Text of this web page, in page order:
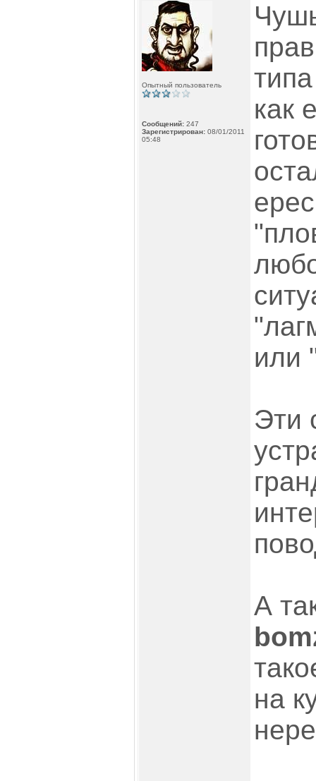
Опытный пользователь
Сообщений: 247
Зарегистрирован: 08/01/2011
05:48
как
или
Эти
А
на